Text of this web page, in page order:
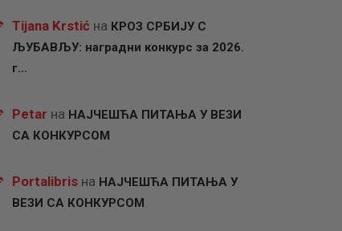
Tijana Krstić на КРОЗ СРБИЈУ С
ЉУБАВЉУ: наградни конкурс за 2026.
г…
Petar на НАЈЧЕШЋА ПИТАЊА У ВЕЗИ
СА КОНКУРСОМ
Portalibris на НАЈЧЕШЋА ПИТАЊА У
ВЕЗИ СА КОНКУРСОМ